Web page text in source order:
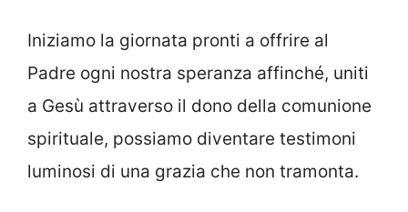
Iniziamo la giornata pronti a offrire al
Padre ogni nostra speranza affinché, uniti
a Gesù attraverso il dono della comunione
spirituale, possiamo diventare testimoni
luminosi di una grazia che non tramonta.